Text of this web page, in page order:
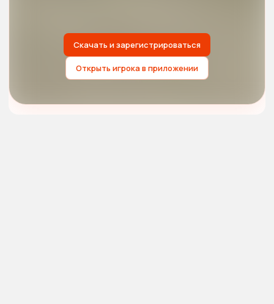
Скачать и зарегистрироваться
Открыть игрока в приложении